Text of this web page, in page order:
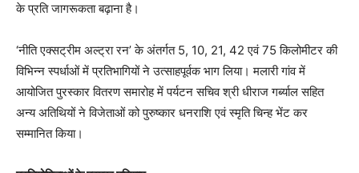
के प्रति जागरूकता बढ़ाना है।
‘नीति एक्सट्रीम अल्ट्रा रन’ के अंतर्गत 5, 10, 21, 42 एवं 75 किलोमीटर की
विभिन्न स्पर्धाओं में प्रतिभागियों ने उत्साहपूर्वक भाग लिया। मलारी गांव में
आयोजित पुरस्कार वितरण समारोह में पर्यटन सचिव श्री धीराज गर्ब्याल सहित
अन्य अतिथियों ने विजेताओं को पुरुष्कार धनराशि एवं स्मृति चिन्ह भेंट कर
सम्मानित किया।